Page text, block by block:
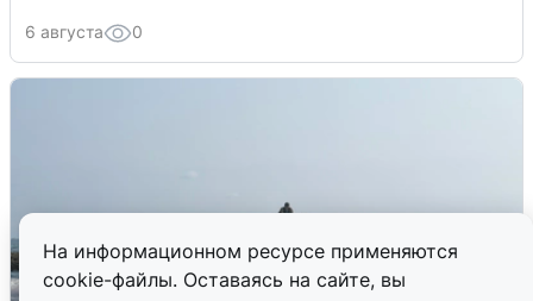
На информационном ресурсе применяются
cookie-файлы. Оставаясь на сайте, вы
6 августа 0